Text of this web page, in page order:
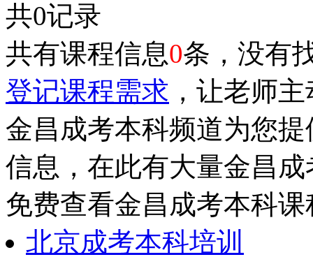
共0记录
共有课程信息0条，没有
登记课程需求 ，让老师
金昌成考本科频道为您
信息，在此有大量金昌
免费查看金昌成考本科
北京成考本科培训